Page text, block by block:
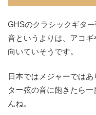
GHSのクラシックギタ
音というよりは、アコ
向いていそうです。
日本ではメジャーでは
ター弦の音に飽きたら
んね。